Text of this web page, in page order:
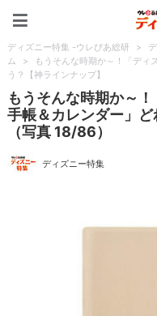
ディズニー特集 -ウレぴあ総研 >
ム
>
もうそんな時期か～！「ディ
う？【神ラインナップ】
もうそんな時期か～
手帳＆カレンダー」ど
（写真 18/86）
ディズニー特集